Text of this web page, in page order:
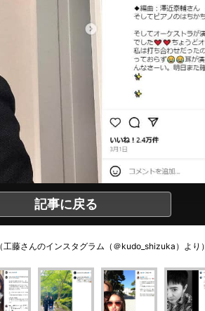
記事に戻る
工藤さんのインスタグラム（＠kudo_shizuka）より）